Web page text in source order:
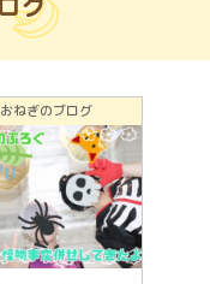
おねぎのブログ